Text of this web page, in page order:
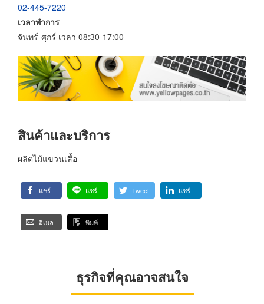
02-445-7220
เวลาทำการ
จันทร์-ศุกร์ เวลา 08:30-17:00
สินค้าและบริการ
ผลิตไม้แขวนเสื้อ
แชร์ แชร์ Tweet แชร์
อีเมล พิมพ์
ธุรกิจที่คุณอาจสนใจ